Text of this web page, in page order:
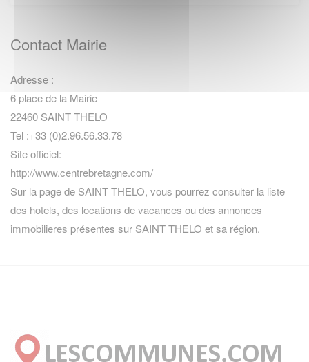
Contact Mairie
Adresse :
6 place de la Mairie
22460 SAINT THELO
Tel :+33 (0)2.96.56.33.78
Site officiel:
http://www.centrebretagne.com/
Sur la page de SAINT THELO, vous pourrez consulter la liste
des hotels, des locations de vacances ou des annonces
immobilieres présentes sur SAINT THELO et sa région.